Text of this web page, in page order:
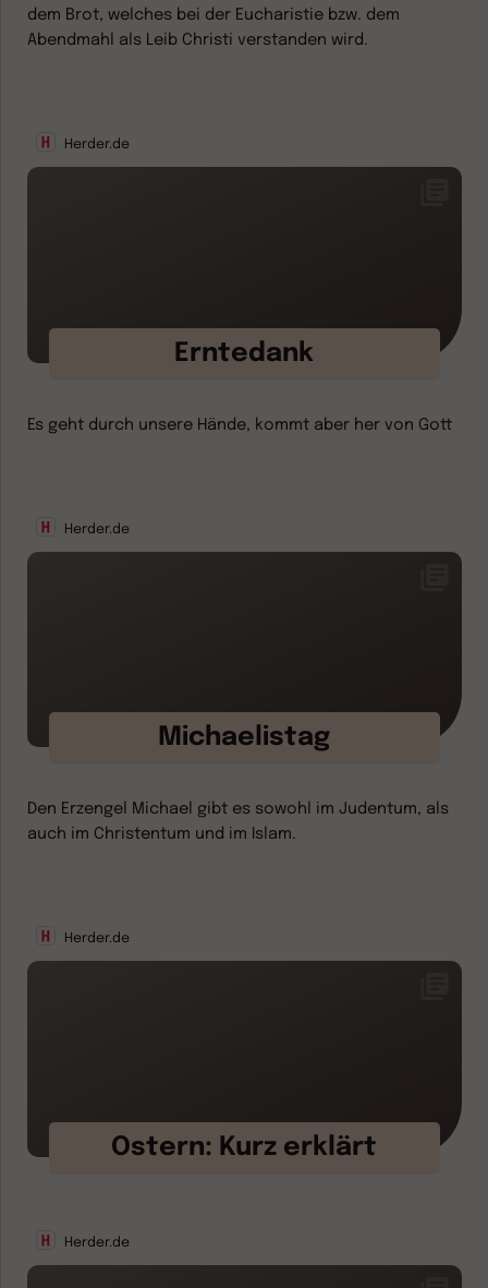
dem Brot, welches bei der Eucharistie bzw. dem
Abendmahl als Leib Christi verstanden wird.
Herder.de
Erntedank
Es geht durch unsere Hände, kommt aber her von Gott
Herder.de
Michaelistag
Den Erzengel Michael gibt es sowohl im Judentum, als
auch im Christentum und im Islam.
Herder.de
Ostern: Kurz erklärt
Herder.de